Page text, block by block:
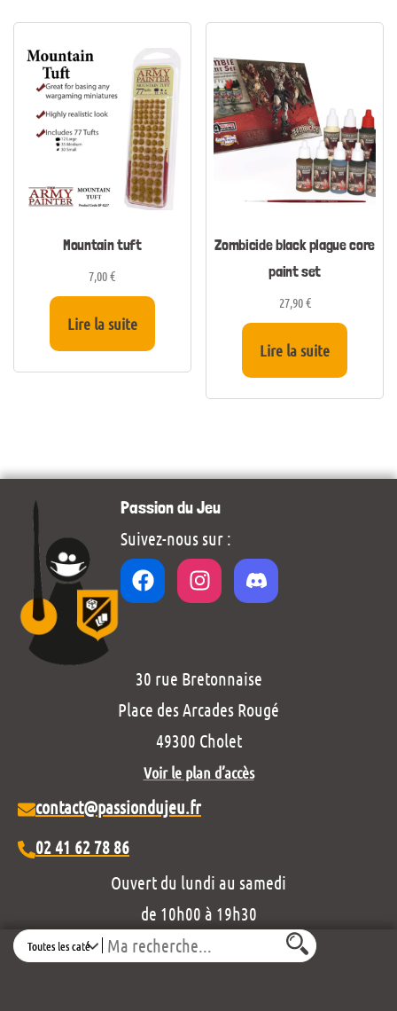
Search
Mountain tuft
7,00€
Lire la suite
Zombicide black plague core
paint set
27,90€
Lire la suite
Passion du Jeu
Suivez-nous sur :
30 rue Bretonnaise
Place des Arcades Rougé
49300 Cholet
Voir le plan d’accès
contact@passiondujeu.fr
02 41 62 78 86
Ouvert du lundi au samedi
de 10h00 à 19h30
Découvrez notre projet éditorial :